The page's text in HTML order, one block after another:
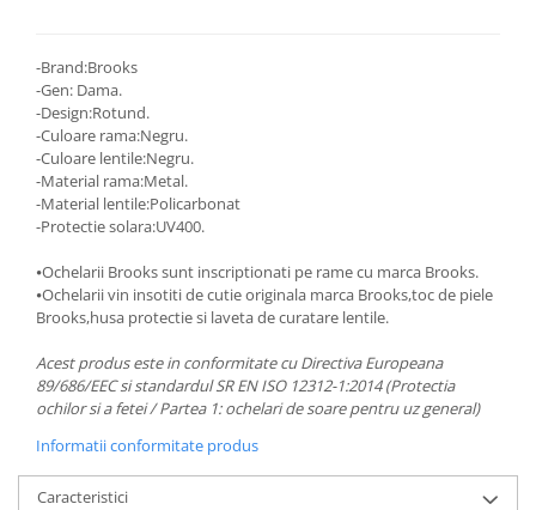
-Brand:Brooks
-Gen: Dama.
-Design:Rotund.
-Culoare rama:Negru.
-Culoare lentile:Negru.
-Material rama:Metal.
-Material lentile:Policarbonat
-Protectie solara:UV400.
⦁Ochelarii Brooks sunt inscriptionati pe rame cu marca Brooks.
⦁Ochelarii vin insotiti de cutie originala marca Brooks,toc de piele
Brooks,husa protectie si laveta de curatare lentile.
Acest produs este in conformitate cu Directiva Europeana
89/686/EEC si standardul SR EN ISO 12312-1:2014 (Protectia
ochilor si a fetei / Partea 1: ochelari de soare pentru uz general)
Informatii conformitate produs
Caracteristici